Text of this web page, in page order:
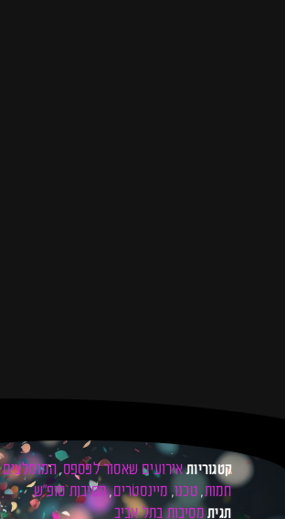
קטגוריות אירועים שאסור לפספס,המומלצים
חמות, טכנו, מיינסטרים,מסיבות סופ"ש
תגית מסיבות בתל אביב